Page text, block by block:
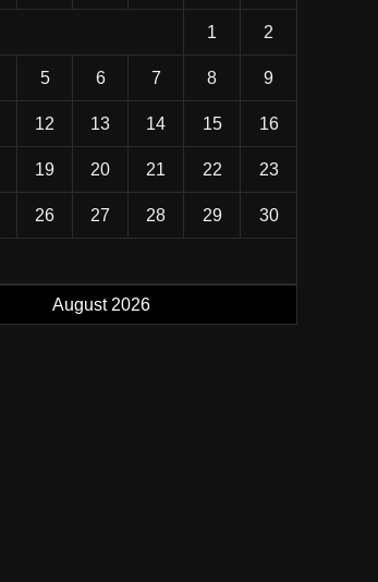
August 2026
1 2
5 6 7 8 9
12 13 14 15 16
19 20 21 22 23
26 27 28 29 30